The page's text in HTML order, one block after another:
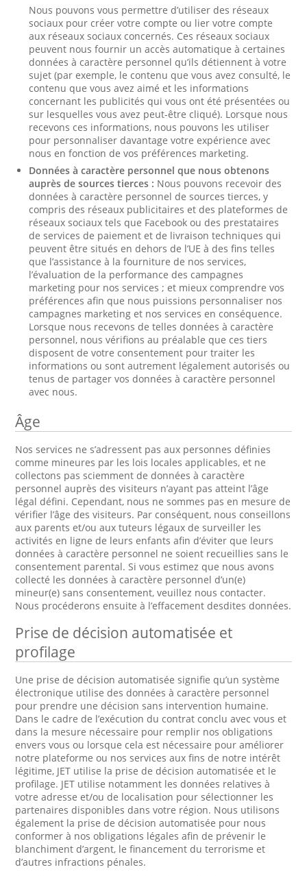
Nous pouvons vous permettre d’utiliser des réseaux
sociaux pour créer votre compte ou lier votre compte
aux réseaux sociaux concernés. Ces réseaux sociaux
peuvent nous fournir un accès automatique à certaines
données à caractère personnel qu’ils détiennent à votre
sujet (par exemple, le contenu que vous avez consulté, le
contenu que vous avez aimé et les informations
concernant les publicités qui vous ont été présentées ou
sur lesquelles vous avez peut-être cliqué). Lorsque nous
recevons ces informations, nous pouvons les utiliser
pour personnaliser davantage votre expérience avec
nous en fonction de vos préférences marketing.
Données à caractère personnel que nous obtenons
auprès de sources tierces : Nous pouvons recevoir des
données à caractère personnel de sources tierces, y
compris des réseaux publicitaires et des plateformes de
réseaux sociaux tels que Facebook ou des prestataires
de services de paiement et de livraison techniques qui
peuvent être situés en dehors de l’UE à des fins telles
que l’assistance à la fourniture de nos services,
l’évaluation de la performance des campagnes
marketing pour nos services ; et mieux comprendre vos
préférences afin que nous puissions personnaliser nos
campagnes marketing et nos services en conséquence.
Lorsque nous recevons de telles données à caractère
personnel, nous vérifions au préalable que ces tiers
disposent de votre consentement pour traiter les
informations ou sont autrement légalement autorisés ou
tenus de partager vos données à caractère personnel
avec nous.
Âge
Nos services ne s’adressent pas aux personnes définies
comme mineures par les lois locales applicables, et ne
collectons pas sciemment de données à caractère
personnel auprès des visiteurs n’ayant pas atteint l’âge
légal défini. Cependant, nous ne sommes pas en mesure de
vérifier l’âge des visiteurs. Par conséquent, nous conseillons
aux parents et/ou aux tuteurs légaux de surveiller les
activités en ligne de leurs enfants afin d’éviter que leurs
données à caractère personnel ne soient recueillies sans le
consentement parental. Si vous estimez que nous avons
collecté les données à caractère personnel d’un(e)
mineur(e) sans consentement, veuillez nous contacter.
Nous procéderons ensuite à l’effacement desdites données.
Prise de décision automatisée et
profilage
Une prise de décision automatisée signifie qu’un système
électronique utilise des données à caractère personnel
pour prendre une décision sans intervention humaine.
Dans le cadre de l’exécution du contrat conclu avec vous et
dans la mesure nécessaire pour remplir nos obligations
envers vous ou lorsque cela est nécessaire pour améliorer
notre plateforme ou nos services aux fins de notre intérêt
légitime, JET utilise la prise de décision automatisée et le
profilage. JET utilise notamment les données relatives à
votre adresse et/ou de localisation pour sélectionner les
partenaires disponibles dans votre région. Nous utilisons
également la prise de décision automatisée pour nous
conformer à nos obligations légales afin de prévenir le
blanchiment d’argent, le financement du terrorisme et
d’autres infractions pénales.